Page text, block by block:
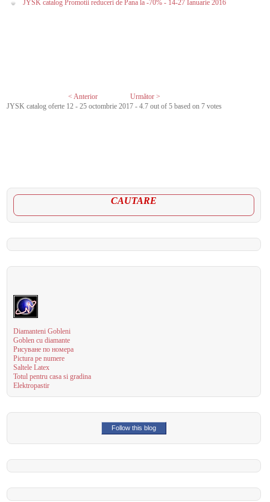
JYSK catalog Promotii reduceri de Pana la -70% - 14-27 Ianuarie 2016
< Anterior
Următor >
JYSK catalog oferte 12 - 25 octombrie 2017 -4.7 out of5 based on7 votes
CAUTARE
Diamanteni Gobleni
Goblen cu diamante
Рисуване по номера
Pictura pe numere
Saltele Latex
Totul pentru casa si gradina
Elektropastir
Follow this blog